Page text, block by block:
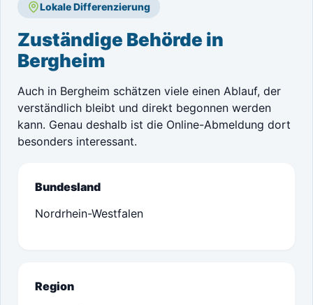
Lokale Differenzierung
Zuständige Behörde in
Bergheim
Auch in Bergheim schätzen viele einen Ablauf, der
verständlich bleibt und direkt begonnen werden
kann. Genau deshalb ist die Online-Abmeldung dort
besonders interessant.
Bundesland
Nordrhein-Westfalen
Region